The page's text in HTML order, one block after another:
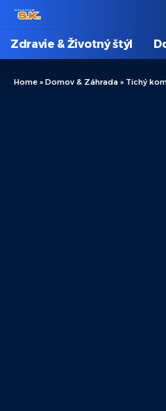
Zdravie & Životný štýl
Home » Domov & Záhrada » Tichý